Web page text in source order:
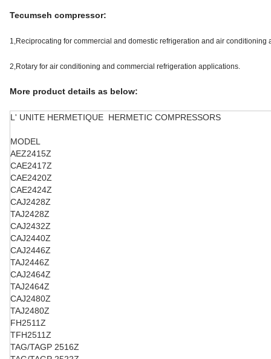
Tecumseh compressor:
1,Reciprocating for commercial and domestic refrigeration and air conditioning
2,Rotary for air conditioning and commercial refrigeration applications.
More product details as below:
L' UNITE HERMETIQUE HERMETIC COMPRESSORS
MODEL
AEZ2415Z
CAE2417Z
CAE2420Z
CAE2424Z
CAJ2428Z
TAJ2428Z
CAJ2432Z
CAJ2440Z
CAJ2446Z
TAJ2446Z
CAJ2464Z
TAJ2464Z
CAJ2480Z
TAJ2480Z
FH2511Z
TFH2511Z
TAG/TAGP 2516Z